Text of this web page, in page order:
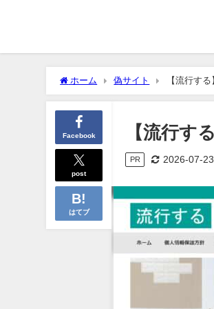
ホーム 偽サイト 【流行す
Facebook
post
はてブ
【流行す
PR 2026-07-23